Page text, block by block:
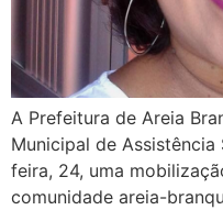
A Prefeitura de Areia
Municipal de
feira, 24, uma
comunidade areia-